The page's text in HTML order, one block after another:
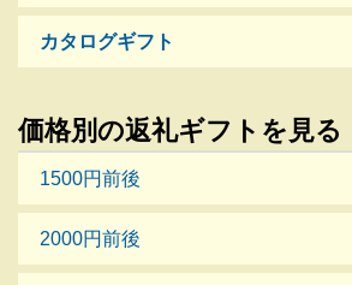
カタログギフト
価格別の返礼ギフトを見る
1500円前後
2000円前後